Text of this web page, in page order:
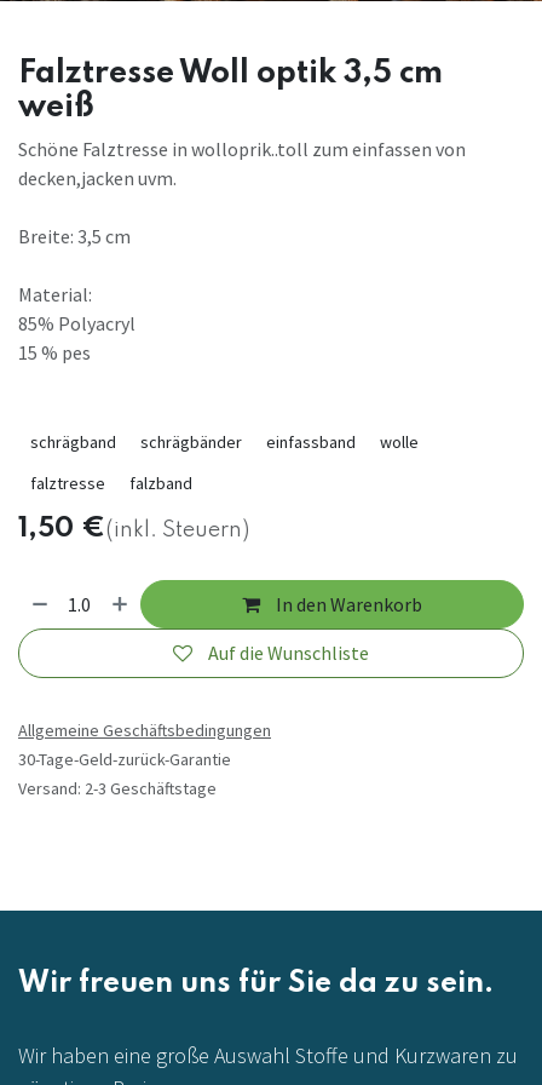
Falztresse Woll optik 3,5 cm
weiß
Schöne Falztresse in wolloprik..toll zum einfassen von
decken,jacken uvm.
Breite: 3,5 cm
Material:
85% Polyacryl
15 % pes
schrägband schrägbänder einfassband
wolle
falztresse
falzband
1,50 €(inkl. Steuern)
In den Warenkorb
Auf die Wunschliste
Allgemeine Geschäftsbedingungen
30-Tage-Geld-zurück-Garantie
Versand: 2-3 Geschäftstage
Wir freuen uns für Sie da zu sein.
Wir haben eine große Auswahl Stoffe und Kurzwaren zu